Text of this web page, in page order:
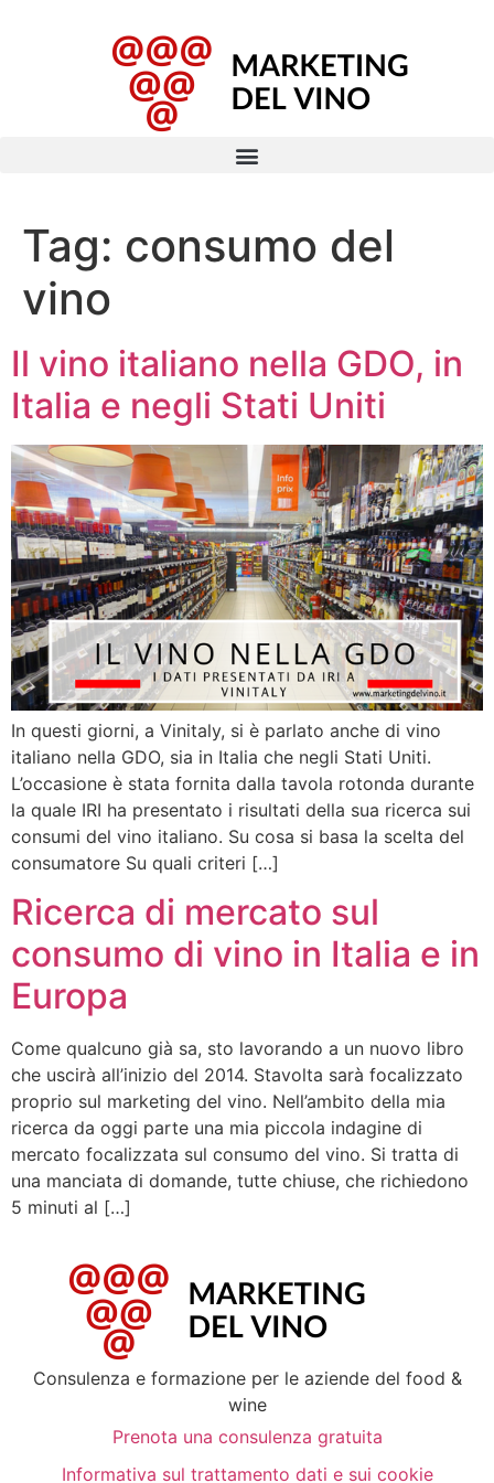
Tag: consumo del
vino
Il vino italiano nella GDO, in
Italia e negli Stati Uniti
In questi giorni, a Vinitaly, si è parlato anche di vino
italiano nella GDO, sia in Italia che negli Stati Uniti.
L’occasione è stata fornita dalla tavola rotonda durante
la quale IRI ha presentato i risultati della sua ricerca sui
consumi del vino italiano. Su cosa si basa la scelta del
consumatore Su quali criteri […]
Ricerca di mercato sul
consumo di vino in Italia e in
Europa
Come qualcuno già sa, sto lavorando a un nuovo libro
che uscirà all’inizio del 2014. Stavolta sarà focalizzato
proprio sul marketing del vino. Nell’ambito della mia
ricerca da oggi parte una mia piccola indagine di
mercato focalizzata sul consumo del vino. Si tratta di
una manciata di domande, tutte chiuse, che richiedono
5 minuti al […]
Consulenza e formazione per le aziende del food &
wine
Prenota una consulenza gratuita
Informativa sul trattamento dati e sui cookie